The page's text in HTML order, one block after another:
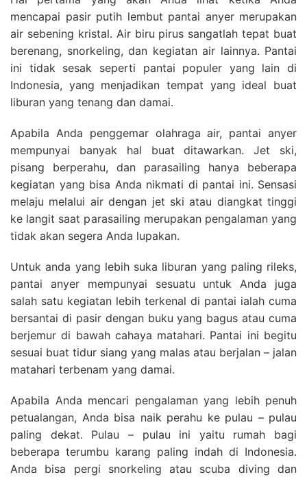
mencapai pasir putih lembut pantai anyer merupakan
air sebening kristal. Air biru pirus sangatlah tepat buat
berenang, snorkeling, dan kegiatan air lainnya. Pantai
ini tidak sesak seperti pantai populer yang lain di
Indonesia, yang menjadikan tempat yang ideal buat
liburan yang tenang dan damai.
Apabila Anda penggemar olahraga air, pantai anyer
mempunyai banyak hal buat ditawarkan. Jet ski,
pisang berperahu, dan parasailing hanya beberapa
kegiatan yang bisa Anda nikmati di pantai ini. Sensasi
melaju melalui air dengan jet ski atau diangkat tinggi
ke langit saat parasailing merupakan pengalaman yang
tidak akan segera Anda lupakan.
Untuk anda yang lebih suka liburan yang paling rileks,
pantai anyer mempunyai sesuatu untuk Anda juga
salah satu kegiatan lebih terkenal di pantai ialah cuma
bersantai di pasir dengan buku yang bagus atau cuma
berjemur di bawah cahaya matahari. Pantai ini begitu
sesuai buat tidur siang yang malas atau berjalan – jalan
matahari terbenam yang damai.
Apabila Anda mencari pengalaman yang lebih penuh
petualangan, Anda bisa naik perahu ke pulau – pulau
paling dekat. Pulau – pulau ini yaitu rumah bagi
beberapa terumbu karang paling indah di Indonesia.
Anda bisa pergi snorkeling atau scuba diving dan